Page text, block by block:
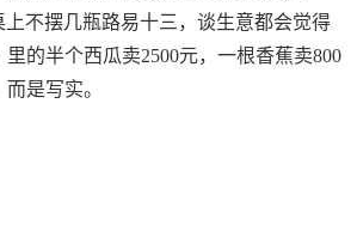
上不摆几瓶路易十三，谈生意都会觉得
的半个西瓜卖2500元，一根香蕉卖800
是写实。